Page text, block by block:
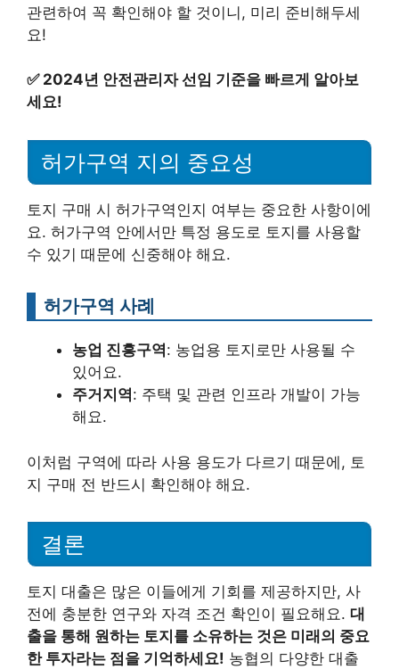
관련하여 꼭 확인해야 할 것이니, 미리 준비해두세
요!
✅ 2024년 안전관리자 선임 기준을 빠르게 알아보
세요!
허가구역 지의 중요성
토지 구매 시 허가구역인지 여부는 중요한 사항이에
요. 허가구역 안에서만 특정 용도로 토지를 사용할
수 있기 때문에 신중해야 해요.
허가구역 사례
농업 진흥구역: 농업용 토지로만 사용될 수
있어요.
주거지역: 주택 및 관련 인프라 개발이 가능
해요.
이처럼 구역에 따라 사용 용도가 다르기 때문에, 토
지 구매 전 반드시 확인해야 해요.
결론
토지 대출은 많은 이들에게 기회를 제공하지만, 사
전에 충분한 연구와 자격 조건 확인이 필요해요. 대
출을 통해 원하는 토지를 소유하는 것은 미래의 중요
한 투자라는 점을 기억하세요! 농협의 다양한 대출